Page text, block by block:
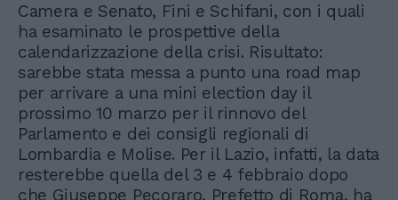
Camera e Senato, Fini e Schifani, con i quali
ha esaminato le prospettive della
calendarizzazione della crisi. Risultato:
sarebbe stata messa a punto una road map
per arrivare a una mini election day il
prossimo 10 marzo per il rinnovo del
Parlamento e dei consigli regionali di
Lombardia e Molise. Per il Lazio, infatti, la data
resterebbe quella del 3 e 4 febbraio dopo
che Giuseppe Pecoraro, Prefetto di Roma, ha